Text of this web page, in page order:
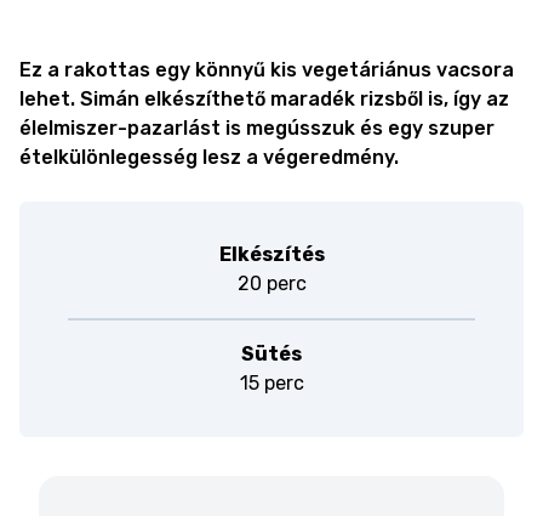
Ez a rakottas egy könnyű kis vegetáriánus vacsora
lehet. Simán elkészíthető maradék rizsből is, így az
élelmiszer-pazarlást is megússzuk és egy szuper
ételkülönlegesség lesz a végeredmény.
Elkészítés
20 perc
Sütés
15 perc